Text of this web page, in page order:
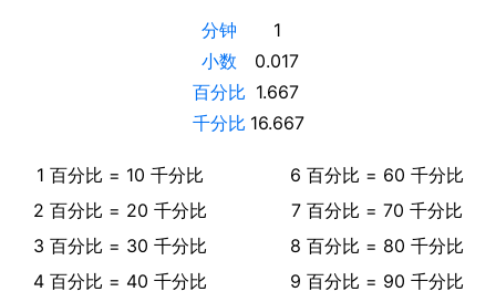
分钟
1
小数
0.017
百分比 1.667
千分比 16.667
1 百分比 = 10 千分比
2 百分比 = 20 千分比
3 百分比 = 30 千分比
4 百分比 = 40 千分比
6 百分比 = 60 千分比
7 百分比 = 70 千分比
8 百分比 = 80 千分比
9 百分比 = 90 千分比